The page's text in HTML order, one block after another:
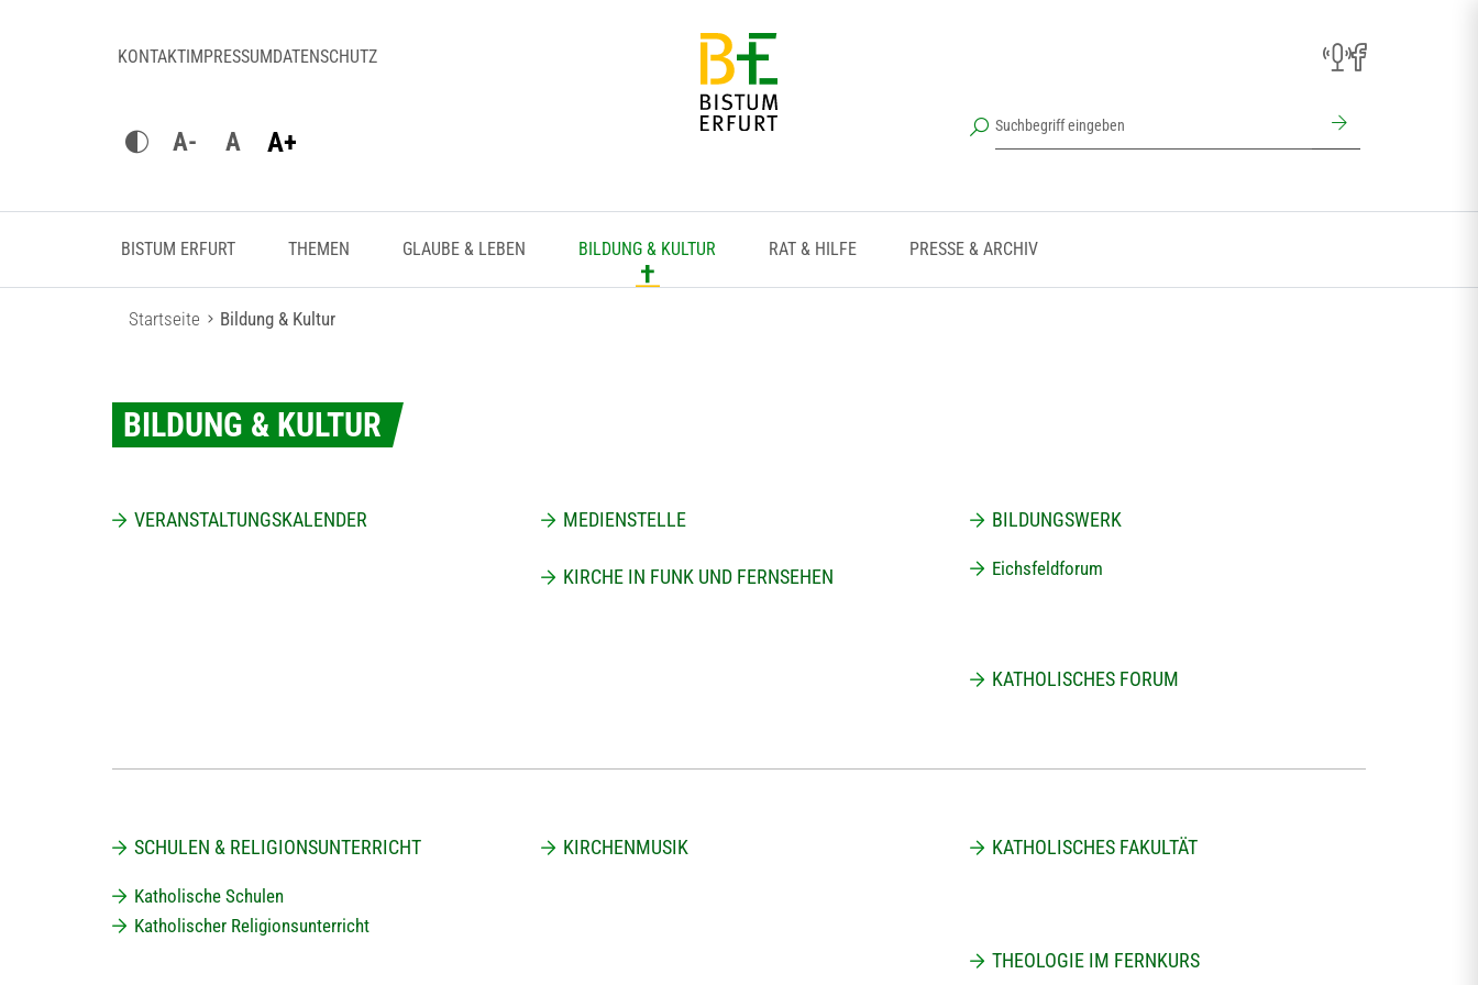
KONTAKTIMPRESSUMDATENSCHUTZ
A- A A+
BISTUM ERFURT THEMEN GLAUBE & LEBEN BILDUNG & KULTUR RAT & HILFE PRESSE & ARCHIV
Startseite Bildung & Kultur
BILDUNG & KULTUR
VERANSTALTUNGSKALENDER MEDIENSTELLE
KIRCHE IN FUNK UND FERNSEHEN
BILDUNGSWERK
Eichsfeldforum
KATHOLISCHES FORUM
SCHULEN & RELIGIONSUNTERRICHT
Katholische Schulen
Katholischer Religionsunterricht
KIRCHENMUSIK KATHOLISCHES FAKULTÄT
THEOLOGIE IM FERNKURS